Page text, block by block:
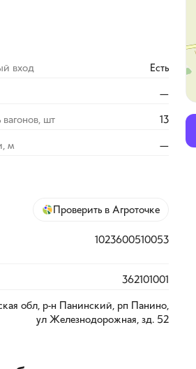
вход Есть
—
вагонов, шт 13
м —
Проверить в Агроточке
1023600510053
362101001
обл, р-н Панинский, рп Панино,
ул Железнодорожная, зд. 52